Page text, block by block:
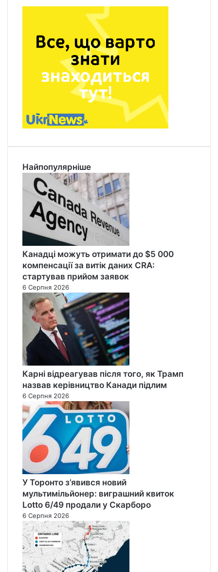
Найпопулярніше
Канадці можуть отримати до $5 000
компенсації за витік даних CRA:
стартував прийом заявок
6 Серпня 2026
Карні відреагував після того, як Трамп
назвав керівництво Канади підлим
6 Серпня 2026
У Торонто з’явився новий
мультимільйонер: виграшний квиток
Lotto 6/49 продали у Скарборо
6 Серпня 2026